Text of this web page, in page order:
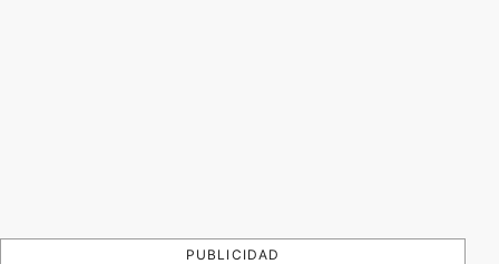
PUBLICIDAD